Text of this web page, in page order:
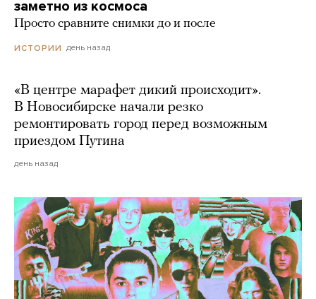
заметно из космоса
Просто сравните снимки до и после
ИСТОРИИ день назад
«В центре марафет дикий происходит».
В Новосибирске начали резко
ремонтировать город перед возможным
приездом Путина
день назад